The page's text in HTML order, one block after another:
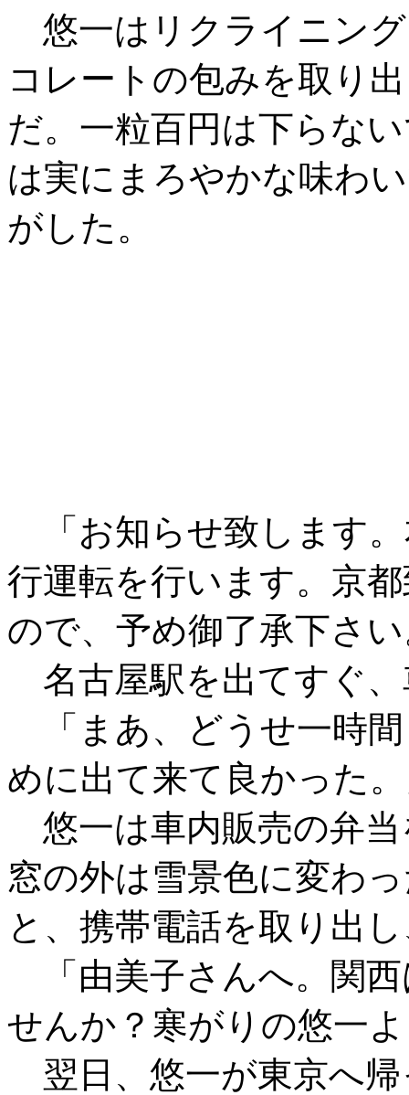
悠一はリクライニン
コレートの包みを取り
だ。一粒百円は下らな
は実にまろやかな味わ
がした。
「お知らせ致します
行運転を行います。京
ので、予め御了承下さ
名古屋駅を出てすぐ
「まあ、どうせ一時
めに出て来て良かった
悠一は車内販売の弁
窓の外は雪景色に変わ
と、携帯電話を取り出
「由美子さんへ。関
せんか？寒がりの悠一
翌日、悠一が東京へ